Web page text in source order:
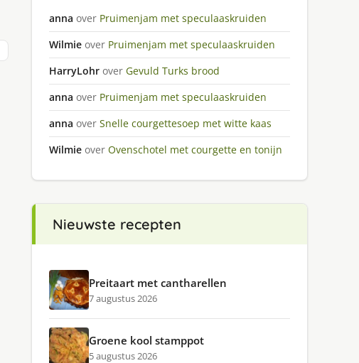
anna over Pruimenjam met speculaaskruiden
Wilmie over Pruimenjam met speculaaskruiden
HarryLohr over Gevuld Turks brood
anna over Pruimenjam met speculaaskruiden
anna over Snelle courgettesoep met witte kaas
Wilmie over Ovenschotel met courgette en tonijn
Nieuwste recepten
Preitaart met cantharellen
7 augustus 2026
Groene kool stamppot
5 augustus 2026